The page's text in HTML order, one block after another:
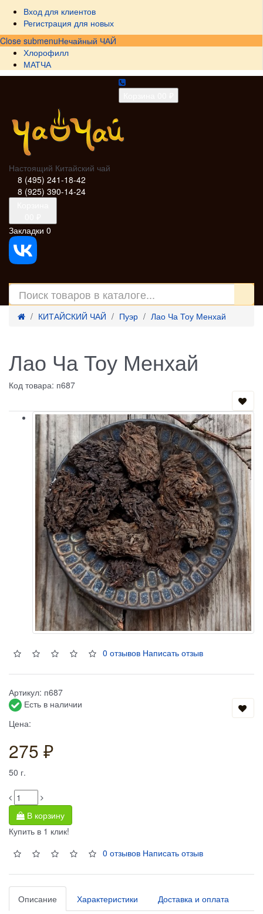
Вход для клиентов
Регистрация для новых
Close submenuНечайный ЧАЙ
Хлорофилл
МАТЧА
Настоящий Китайский чай
8 (495) 241-18-42
8 (925) 390-14-24
Закладки 0
КИТАЙСКИЙ ЧАЙ Пуэр Лао Ча Тоу Менхай
Лао Ча Тоу Менхай
Код товара: п687
0 отзывов Написать отзыв
Артикул: п687
Есть в наличии
Цена:
275 ₽
50 г.
В корзину
Купить в 1 клик!
0 отзывов Написать отзыв
Описание Характеристики Доставка и оплата